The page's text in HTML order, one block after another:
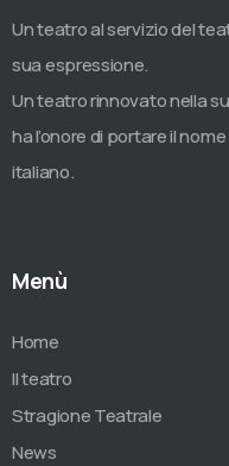
Un teatro al servizio del
sua espressione.
Un teatro rinnovato nella
ha l’onore di portare il
italiano.
Menù
Home
Il teatro
Stragione Teatrale
News